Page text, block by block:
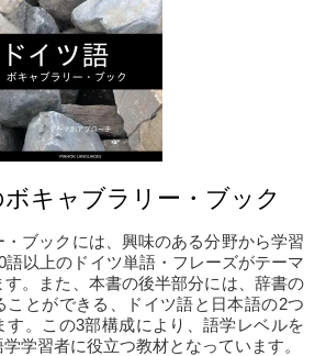
ボキャブラリー・ブック
・ブックには、興味のある分野から学習
語以上のドイツ単語・フレーズがテーマ
。また、本書の後半部分には、辞書の
ことができる、ドイツ語と日本語の2つ
す。この3部構成により、語学レベルを
学習者に役立つ教材となっています。